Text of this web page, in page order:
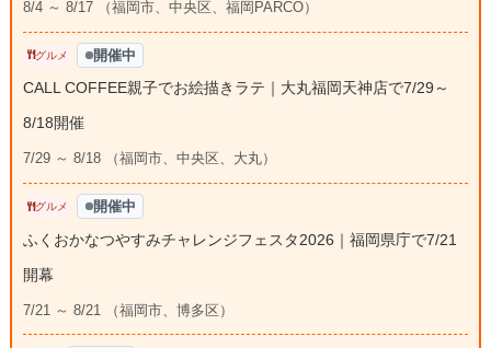
8/4 ～ 8/17 （福岡市、中央区、福岡PARCO）
グルメ 開催中
CALL COFFEE親子でお絵描きラテ｜大丸福岡天神店で7/29～
8/18開催
7/29 ～ 8/18 （福岡市、中央区、大丸）
グルメ 開催中
ふくおかなつやすみチャレンジフェスタ2026｜福岡県庁で7/21
開幕
7/21 ～ 8/21 （福岡市、博多区）